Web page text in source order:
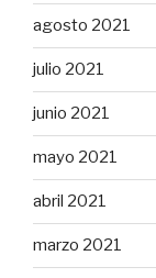
agosto 2021
julio 2021
junio 2021
mayo 2021
abril 2021
marzo 2021